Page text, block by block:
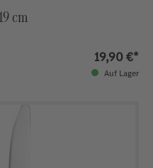
cm
19,90 €*
Auf Lager